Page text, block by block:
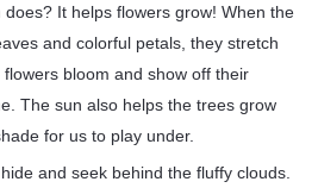
It helps flowers grow! When the
and colorful petals, they stretch
bloom and show off their
The sun also helps the trees grow
for us to play under.
and seek behind the fluffy clouds.